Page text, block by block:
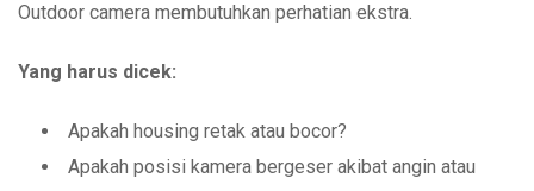
Outdoor camera membutuhkan perhatian ekstra.
Yang harus dicek:
Apakah housing retak atau bocor?
Apakah posisi kamera bergeser akibat angin atau